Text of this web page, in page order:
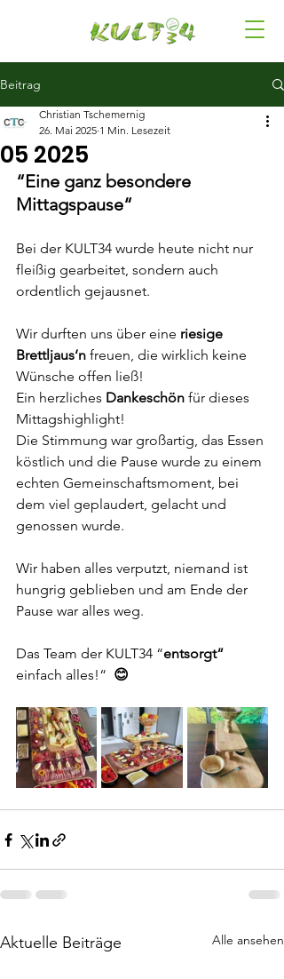
Beitrag
05 2025
Christian Tschemernig
26. Mai 2025 1 Min. Lesezeit
“Eine ganz besondere
Mittagspause“
Bei der KULT34 wurde heute nicht nur
fleißig gearbeitet, sondern auch
ordentlich gejausnet.
Wir durften uns über eine riesige
Brettljaus‘n freuen, die wirklich keine
Wünsche offen ließ!
Ein herzliches Dankeschön für dieses
Mittagshighlight!
Die Stimmung war großartig, das Essen
köstlich und die Pause wurde zu einem
echten Gemeinschaftsmoment, bei
dem viel geplaudert, gelacht und
genossen wurde.
Wir haben alles verputzt, niemand ist
hungrig geblieben und am Ende der
Pause war alles weg.
Das Team der KULT34 “entsorgt“
einfach alles!“ 😊
Aktuelle Beiträge Alle ansehen